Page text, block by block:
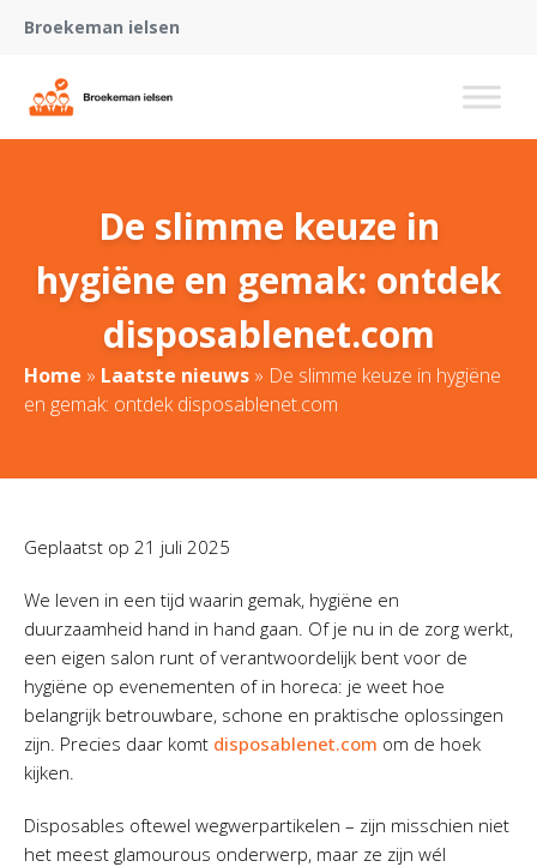
Broekeman ielsen
De slimme keuze in
hygiëne en gemak: ontdek
disposablenet.com
Home » Laatste nieuws » De slimme keuze in hygiëne
en gemak: ontdek disposablenet.com
Geplaatst op 21 juli 2025
We leven in een tijd waarin gemak, hygiëne en
duurzaamheid hand in hand gaan. Of je nu in de zorg werkt,
een eigen salon runt of verantwoordelijk bent voor de
hygiëne op evenementen of in horeca: je weet hoe
belangrijk betrouwbare, schone en praktische oplossingen
zijn. Precies daar komt disposablenet.com om de hoek
kijken.
Disposables oftewel wegwerpartikelen – zijn misschien niet
het meest glamourous onderwerp, maar ze zijn wél